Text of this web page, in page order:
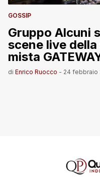
GOSSIP
Gruppo Alcuni
scene live
mista
di Enrico Ruocco - 24 febbraio